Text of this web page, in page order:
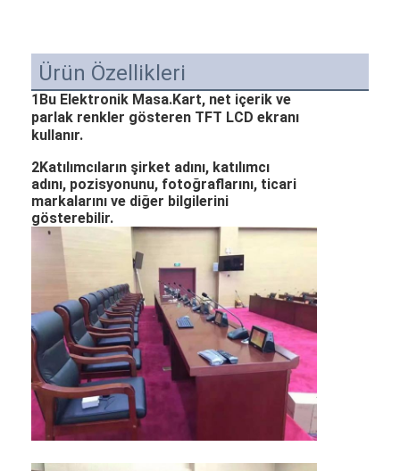
Ürün Özellikleri
1Bu Elektronik Masa.Kart, net içerik ve
parlak renkler gösteren TFT LCD ekranı
kullanır.
2Katılımcıların şirket adını, katılımcı
adını, pozisyonunu, fotoğraflarını, ticari
markalarını ve diğer bilgilerini
gösterebilir.